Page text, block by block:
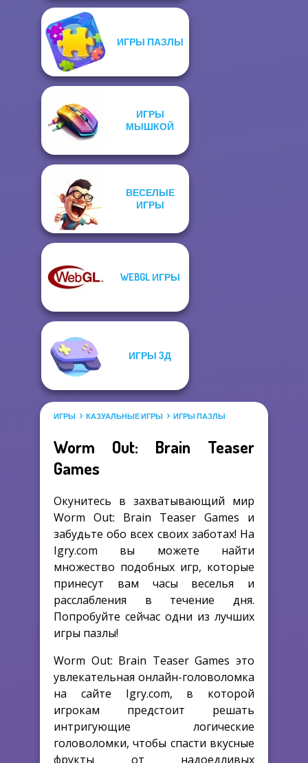
ИГРЫ ПАЗЛЫ
ИГРЫ
МЫШКОЙ
ВЕСЕЛЫЕ
ИГРЫ
WEBGL ИГРЫ
ИГРЫ 3Д
ИГРЫ КАЗУАЛЬНЫЕ ИГРЫ ИГРЫ ПАЗЛЫ
Worm Out: Brain Teaser
Games
Окунитесь в захватывающий мир
Worm Out: Brain Teaser Games и
забудьте обо всех своих заботах! На
Igry.com вы можете найти
множество подобных игр, которые
принесут вам часы веселья и
расслабления в течение дня.
Попробуйте сейчас одни из лучших
игры пазлы!
Worm Out: Brain Teaser Games это
увлекательная онлайн-головоломка
на сайте Igry.com, в которой
игрокам предстоит решать
интригующие логические
головоломки, чтобы спасти вкусные
фрукты от надоедливых